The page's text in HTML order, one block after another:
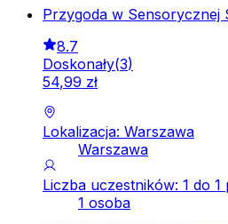
Przygoda w Sensorycznej
8.7
Doskonały(3)
54,99 zł
Lokalizacja: Warszawa
Warszawa
Liczba uczestników: 1 do 1
1 osoba